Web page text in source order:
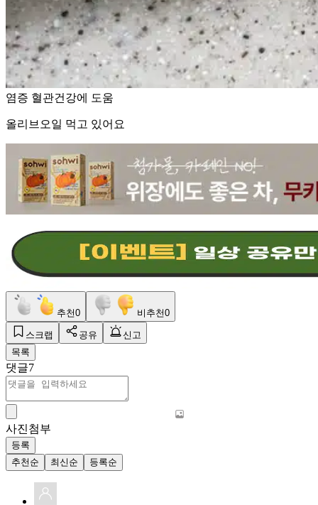
염증 혈관건강에 도움
올리브오일 먹고 있어요
추천0 비추천0
스크랩 공유
신고
목록
댓글7
사진첨부
등록
추천순
최신순 등록순